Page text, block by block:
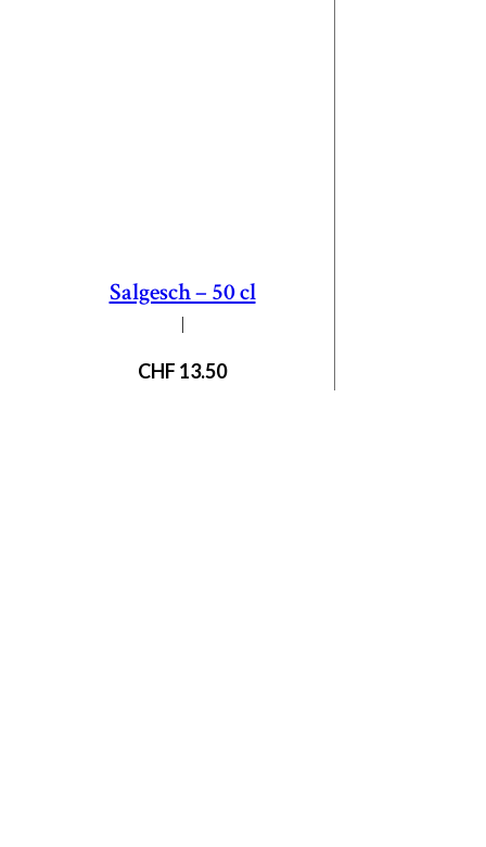
Salgesch – 50 cl
|
CHF 13.50